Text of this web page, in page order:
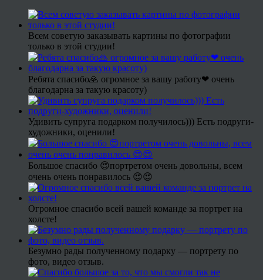
Всем советую заказывать картины по фотографии
только в этой студии!
Ребята спасибо🙏 огромное за вашу работу❤ очень
благодарна за такую красоту)
Удивить супруга подарком получилось))) Есть подруги-
художники, оценили!
Большое спасибо 😍портретом очень довольны, всем
очень очень понравилось 😍😍
Огромное спасибо всей вашей команде за портрет на
холсте!
Безумно рады полученному подарку — портрету по
фото, видео отзыв.